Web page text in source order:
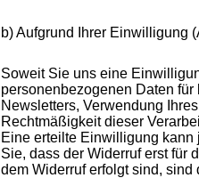
b) Aufgrund Ihrer Einwilligung
Soweit Sie uns eine
personenbezogenen Daten
Newsletters, Verwendung
Rechtmäßigkeit dieser
Eine erteilte Einwilligung
Sie, dass der Widerruf erst für
dem Widerruf erfolgt sind, sind